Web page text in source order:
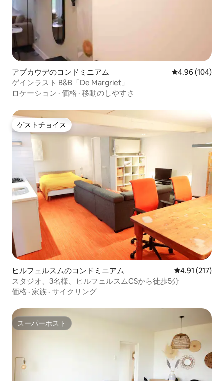
アプカウデのコンドミニアム レビュー104
4.96 (104)
ゲインラスト B&B「De Margriet」
ロケーション · 価格 · 移動のしやすさ
ゲストチョイス
ゲストチョイス
ヒルフェルスムのコンドミニアム レビュー217
4.91 (217)
スタジオ、3名様、ヒルフェルスムCSから徒歩5分
価格 · 家族 · サイクリング
スーパーホスト
スーパーホスト